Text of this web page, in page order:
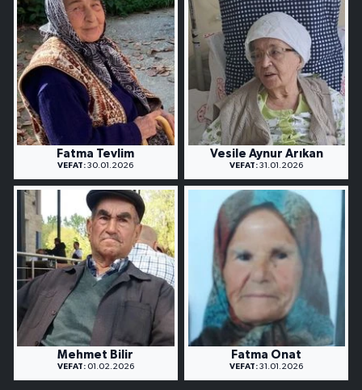
Fatma Tevlim
VEFAT: 30.01.2026
Vesile Aynur Arıkan
VEFAT: 31.01.2026
Mehmet Bilir
VEFAT:01.02.2026
Fatma Onat
VEFAT: 31.01.2026